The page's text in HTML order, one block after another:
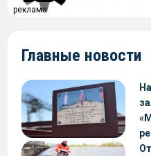
реклама
Главные новости